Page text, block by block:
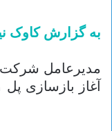
به گزارش کاوک
مدیرعامل
آغاز بازسازی پل B۱ کرج خبر داد.